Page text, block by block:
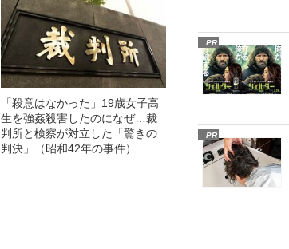
「殺意はなかった」19歳女子高
生を強姦殺害したのになぜ…裁
判所と検察が対立した「驚きの
判決」（昭和42年の事件）
PR
PR